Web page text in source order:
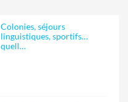
Colonies, séjours
linguistiques, sportifs…
quell…